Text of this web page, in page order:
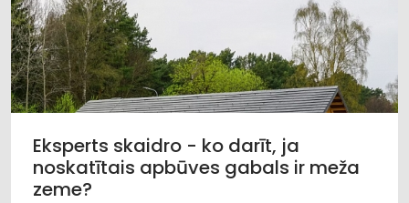
Eksperts skaidro - ko darīt, ja
noskatītais apbūves gabals ir meža
zeme?